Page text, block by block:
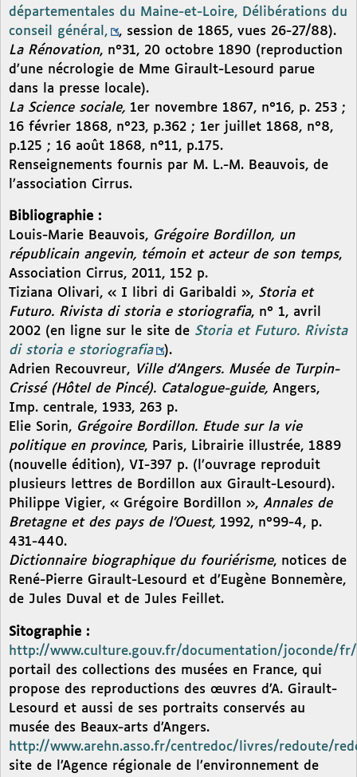
départementales du Maine-et-Loire, Délibérations du
conseil général,
, session de 1865, vues 26-27/88).
La Rénovation, n°31, 20 octobre 1890 (reproduction
d’une nécrologie de Mme Girault-Lesourd parue
dans la presse locale).
La Science sociale, 1er novembre 1867, n°16, p. 253 ;
16 février 1868, n°23, p.362 ; 1er juillet 1868, n°8,
p.125 ; 16 août 1868, n°11, p.175.
Renseignements fournis par M. L.-M. Beauvois, de
l’association Cirrus.
Bibliographie :
Louis-Marie Beauvois, Grégoire Bordillon, un
républicain angevin, témoin et acteur de son temps,
Association Cirrus, 2011, 152 p.
Tiziana Olivari, « I libri di Garibaldi », Storia et
Futuro. Rivista di storia e storiografia, n° 1, avril
2002 (en ligne sur le site de Storia et Futuro. Rivista
di storia e storiografia
).
Adrien Recouvreur, Ville d’Angers. Musée de Turpin-
Crissé (Hôtel de Pincé). Catalogue-guide, Angers,
Imp. centrale, 1933, 263 p.
Elie Sorin, Grégoire Bordillon. Etude sur la vie
politique en province, Paris, Librairie illustrée, 1889
(nouvelle édition), VI-397 p. (l’ouvrage reproduit
plusieurs lettres de Bordillon aux Girault-Lesourd).
Philippe Vigier, « Grégoire Bordillon », Annales de
Bretagne et des pays de l’Ouest, 1992, n°99-4, p.
431-440.
Dictionnaire biographique du fouriérisme, notices de
René-Pierre Girault-Lesourd et d’Eugène Bonnemère,
de Jules Duval et de Jules Feillet.
Sitographie :
http://www.culture.gouv.fr/documentation/joconde/
portail des collections des musées en France, qui
propose des reproductions des œuvres d’A. Girault-
Lesourd et aussi de ses portraits conservés au
musée des Beaux-arts d’Angers.
http://www.arehn.asso.fr/centredoc/livres/redoute/
site de l’Agence régionale de l’environnement de